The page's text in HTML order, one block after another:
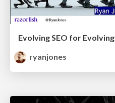
Evolving SEO for
ryanjones